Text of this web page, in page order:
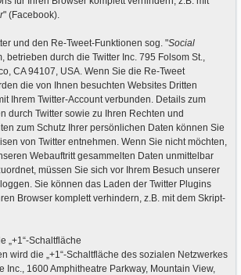
" (Facebook).
und den Re-Tweet-Funktionen sog. "Social
betrieben durch die Twitter Inc. 795 Folsom St.,
CA 94107, USA. Wenn Sie die Re-Tweet
die von Ihnen besuchten Websites Dritten
Ihrem Twitter-Account verbunden. Details zum
durch Twitter sowie zu Ihren Rechten und
zum Schutz Ihrer persönlichen Daten können Sie
von Twitter entnehmen. Wenn Sie nicht möchten,
Webauftritt gesammelten Daten unmittelbar
müssen Sie sich vor Ihrem Besuch unserer
Sie können das Laden der Twitter Plugins
Browser komplett verhindern, z.B. mit dem Skript-
„+1“-Schaltfläche
wird die „+1“-Schaltfläche des sozialen Netzwerkes
Inc., 1600 Amphitheatre Parkway, Mountain View,